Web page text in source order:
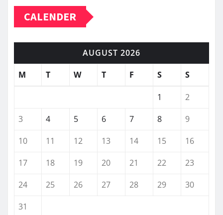
CALENDER
AUGUST 2026
M
T W T F S S
1
2
3
4 5 6 7 8
9
10
11 12 13 14 15
16
17
18 19 20 21 22
23
24
25 26 27 28 29
30
31